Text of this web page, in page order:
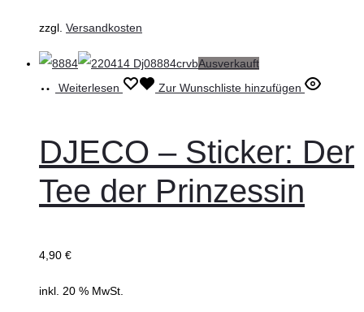
zzgl. Versandkosten
Ausverkauft
Weiterlesen
Zur Wunschliste hinzufügen
DJECO – Sticker: Der
Tee der Prinzessin
4,90 €
inkl. 20 % MwSt.